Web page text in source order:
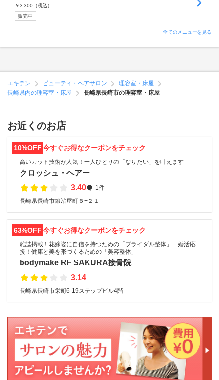
￥3,300 （税込）
販売中
全てのメニューを見る
エキテン ビューティ・ヘアサロン
理容室・床屋
長崎県内の理容室・床屋
長崎県長崎市の理容室・床屋
お近くのお店
10%OFF 今すぐお得なクーポンをチェック
高いカット技術が人気！一人ひとりの「なりたい」を叶えます
クロッシュ・ヘアー
3.40
1件
長崎県長崎市鍛冶屋町６−２１
63%OFF 今すぐお得なクーポンをチェック
雑誌掲載！花嫁姿に自信を持つための「ブライダル整体」｜婚活応
援！健康と美を形づくるための「美容整体」
bodymake RF SAKURA接骨院
3.14
長崎県長崎市栄町6-19ステップビル4階